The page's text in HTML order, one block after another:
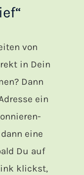
von
in Dein
Dann
ein
eine
Du auf
klickst,